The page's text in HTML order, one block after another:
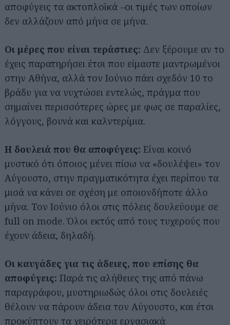
αποφύγεις τα ακτοπλοϊκά –οι τιμές των οποίων
δεν αλλάζουν από μήνα σε μήνα.
Οι μέρες που είναι τεράστιες: Δεν ξέρουμε αν το
έχεις παρατηρήσει έτσι που είμαστε μαντρωμένοι
στην Αθήνα, αλλά τον Ιούνιο πάει σχεδόν 10 το
βράδυ για να νυχτώσει εντελώς, πράγμα που
σημαίνει περισσότερες ώρες με φως σε παραλίες,
λόγγους, βουνά και καλντερίμια.
Η δουλειά που θα αποφύγεις: Είναι κοινό
μυστικό ότι όποιος μένει πίσω να «δουλέψει» τον
Αύγουστο, στην πραγματικότητα έχει περίπου τα
μισά να κάνει σε σχέση με οποιονδήποτε άλλο
μήνα. Τον Ιούνιο όλοι στις πόλεις δουλεύουμε σε
full on mode. Όλοι εκτός από τους τυχερούς που
έχουν άδεια, δηλαδή.
Οι καυγάδες για τις άδειες, που επίσης θα
αποφύγεις: Παρά τις αλήθειες της από πάνω
παραγράφου, μυστηριωδώς όλοι στις δουλειές
θέλουν να πάρουν άδεια τον Αύγουστο, και έτσι
προκύπτουν τα χειρότερα εργασιακά